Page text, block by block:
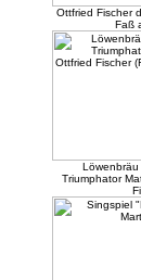
Ottfried Fischer
Faß
Löwenbräu
Triumphator